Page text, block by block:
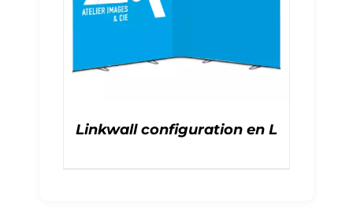
Linkwall configuration en L